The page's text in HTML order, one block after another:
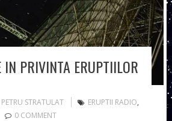
PRIVINTA ERUPTIILOR
PETRU STRATULAT ERUPTII RADIO,
0 COMMENT